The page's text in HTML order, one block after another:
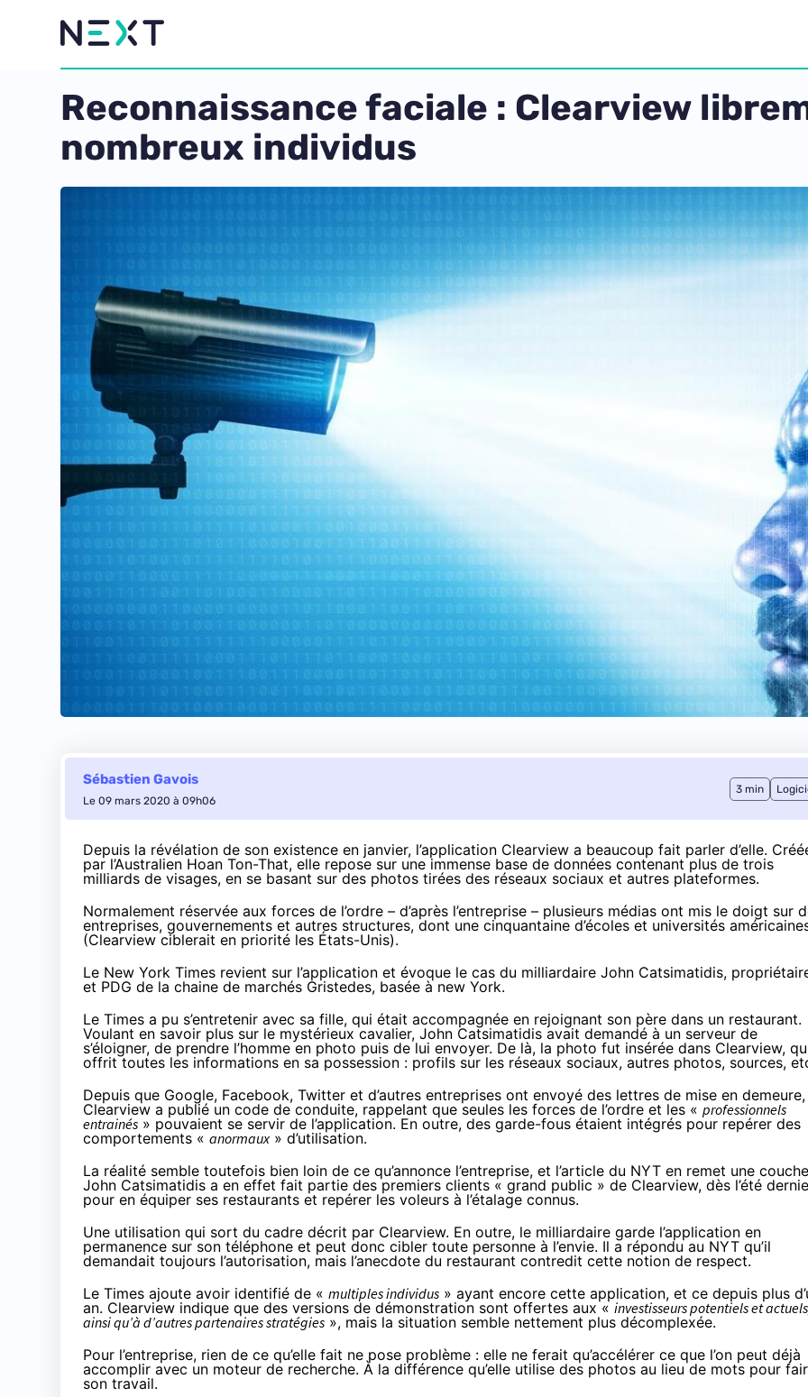
Reconnaissance faciale : Clearview
nombreux individus
Sébastien Gavois
Le 09 mars 2020 à 09h06
3 min
Depuis la révélation de son existence en janvier, l’application Clearview a beaucoup fait parler d’elle.
par l’Australien Hoan Ton-That, elle repose sur une immense base de données contenant plus de trois
milliards de visages, en se basant sur des photos tirées des réseaux sociaux et autres plateformes.
Normalement réservée aux forces de l’ordre – d’après l’entreprise – plusieurs médias ont mis le doigt sur
entreprises, gouvernements et autres structures, dont une cinquantaine d’écoles et universités
(Clearview ciblerait en priorité les États-Unis).
Le New York Times revient sur l’application et évoque le cas du milliardaire John Catsimatidis,
et PDG de la chaine de marchés Gristedes, basée à new York.
Le Times a pu s’entretenir avec sa fille, qui était accompagnée en rejoignant son père dans un restaurant.
Voulant en savoir plus sur le mystérieux cavalier, John Catsimatidis avait demandé à un serveur de
s’éloigner, de prendre l’homme en photo puis de lui envoyer. De là, la photo fut insérée dans Clearview,
offrit toutes les informations en sa possession : profils sur les réseaux sociaux, autres photos, sources,
Depuis que Google, Facebook, Twitter et d’autres entreprises ont envoyé des lettres de mise en demeure,
Clearview a publié un code de conduite, rappelant que seules les forces de l’ordre et les « professionnels
entrainés » pouvaient se servir de l’application. En outre, des garde-fous étaient intégrés pour repérer des
comportements « anormaux» d’utilisation.
La réalité semble toutefois bien loin de ce qu’annonce l’entreprise, et l’article du NYT en remet une
John Catsimatidis a en effet fait partie des premiers clients « grand public » de Clearview, dès l’été
pour en équiper ses restaurants et repérer les voleurs à l’étalage connus.
Une utilisation qui sort du cadre décrit par Clearview. En outre, le milliardaire garde l’application en
permanence sur son téléphone et peut donc cibler toute personne à l’envie. Il a répondu au NYT qu’il
demandait toujours l’autorisation, mais l’anecdote du restaurant contredit cette notion de respect.
Le Times ajoute avoir identifié de « multiples individus » ayant encore cette application, et ce depuis plus
an. Clearview indique que des versions de démonstration sont offertes aux « investisseurs potentiels et
ainsi qu’à d’autres partenaires stratégies », mais la situation semble nettement plus décomplexée.
Pour l’entreprise, rien de ce qu’elle fait ne pose problème : elle ne ferait qu’accélérer ce que l’on peut déjà
accomplir avec un moteur de recherche. À la différence qu’elle utilise des photos au lieu de mots pour
son travail.